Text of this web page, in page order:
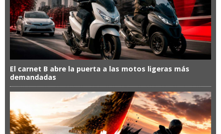
El carnet B abre la puerta a las motos ligeras más
demandadas